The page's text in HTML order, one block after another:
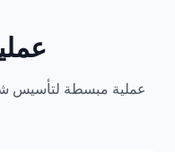
عملية مبسطة لتأسيس شركتك